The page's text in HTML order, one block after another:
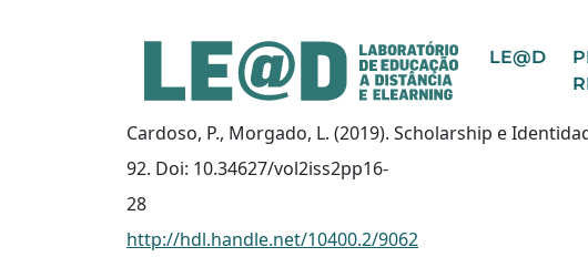
Ir para o conteúdo principal
Informações de acessibilidade LE@D
Cardoso, P., Morgado, L. (2019). Scholarship e
92. Doi: 10.34627/vol2iss2pp16-
28
http://hdl.handle.net/10400.2/9062